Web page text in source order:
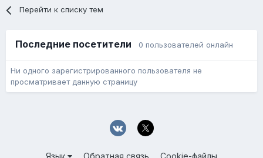
Перейти к списку тем
Последние посетители 0 пользователей онлайн
Ни одного зарегистрированного пользователя не
просматривает данную страницу
Язык Обратная связь Cookie-файлы